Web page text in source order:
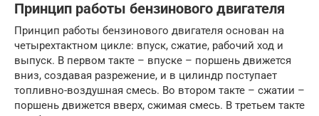
Принцип работы бензинового двигателя
Принцип работы бензинового двигателя основан на
четырехтактном цикле: впуск, сжатие, рабочий ход и
выпуск. В первом такте – впуске – поршень движется
вниз, создавая разрежение, и в цилиндр поступает
топливно-воздушная смесь. Во втором такте – сжатии –
поршень движется вверх, сжимая смесь. В третьем такте